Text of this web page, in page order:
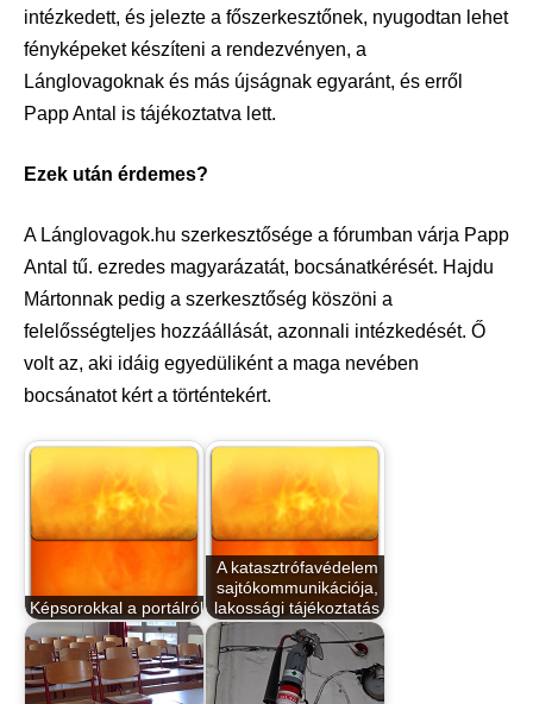
intézkedett, és jelezte a főszerkesztőnek, nyugodtan lehet
fényképeket készíteni a rendezvényen, a
Lánglovagoknak és más újságnak egyaránt, és erről
Papp Antal is tájékoztatva lett.
Ezek után érdemes?
A Lánglovagok.hu szerkesztősége a fórumban várja Papp
Antal tű. ezredes magyarázatát, bocsánatkérését. Hajdu
Mártonnak pedig a szerkesztőség köszöni a
felelősségteljes hozzáállását, azonnali intézkedését. Ő
volt az, aki idáig egyedüliként a maga nevében
bocsánatot kért a történtekért.
Képsorokkal a portálról
A katasztrófavédelem
sajtókommunikációja,
lakossági tájékoztatás